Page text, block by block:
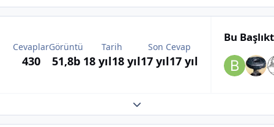
Cevaplar
430
Görüntü
51,8b
Tarih
18 yıl18 yıl
Son Cevap
17 yıl17 yıl
Bu
Expand topic overview